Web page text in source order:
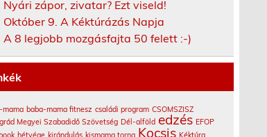
Nyári zápor, zivatar? Ezt viseld!
Október 9. A Kéktúrázás Napja
A 8 legjobb mozgásfajta 50 felett :-)
mama baba-mama fitnesz családi program CSOMSZISZ
Megyei Szabadidő Szövetség Dél-alföld edzés EFOP
Kocsis